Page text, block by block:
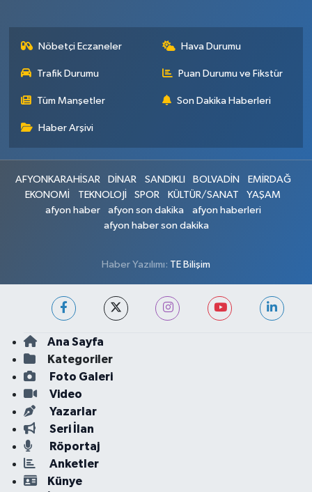
Nöbetçi Eczaneler Hava Durumu
Trafik Durumu Puan Durumu ve Fikstür
Tüm Manşetler Son Dakika Haberleri
Haber Arşivi
AFYONKARAHİSAR DİNAR SANDIKLI BOLVADİN
EMİRDAĞ
EKONOMİ
TEKNOLOJİ SPOR KÜLTÜR/SANAT
YAŞAM
afyon haber
afyon son dakika
afyon haberleri
afyon haber son dakika
Haber Yazılımı: TE Bilişim
Ana Sayfa
Kategoriler
Foto Galeri
Video
Yazarlar
Seri İlan
Röportaj
Anketler
Künye